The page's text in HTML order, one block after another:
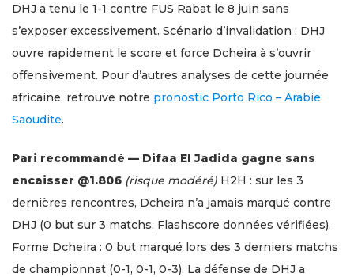
DHJ a tenu le 1-1 contre FUS Rabat le 8 juin sans
s’exposer excessivement. Scénario d’invalidation : DHJ
ouvre rapidement le score et force Dcheira à s’ouvrir
offensivement. Pour d’autres analyses de cette journée
africaine, retrouve notre pronostic Porto Rico – Arabie
Saoudite.
Pari recommandé — Difaa El Jadida gagne sans
encaisser @1.806 (risque modéré) H2H : sur les 3
dernières rencontres, Dcheira n’a jamais marqué contre
DHJ (0 but sur 3 matchs, Flashscore données vérifiées).
Forme Dcheira : 0 but marqué lors des 3 derniers matchs
de championnat (0-1, 0-1, 0-3). La défense de DHJ a